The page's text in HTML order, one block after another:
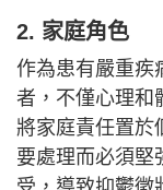
2. 家庭角色
作為患有嚴重疾
者，不僅心理和
將家庭責任置於
要處理而必須堅